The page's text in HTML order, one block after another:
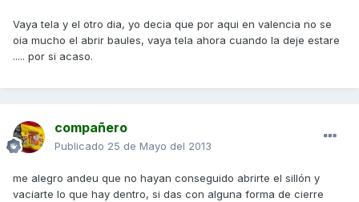
Vaya tela y el otro dia, yo decia que por aqui en valencia no se
oia mucho el abrir baules, vaya tela ahora cuando la deje estare
..... por si acaso.
compañero
Publicado 25 de Mayo del 2013
me alegro andeu que no hayan conseguido abrirte el sillón y
vaciarte lo que hay dentro, si das con alguna forma de cierre